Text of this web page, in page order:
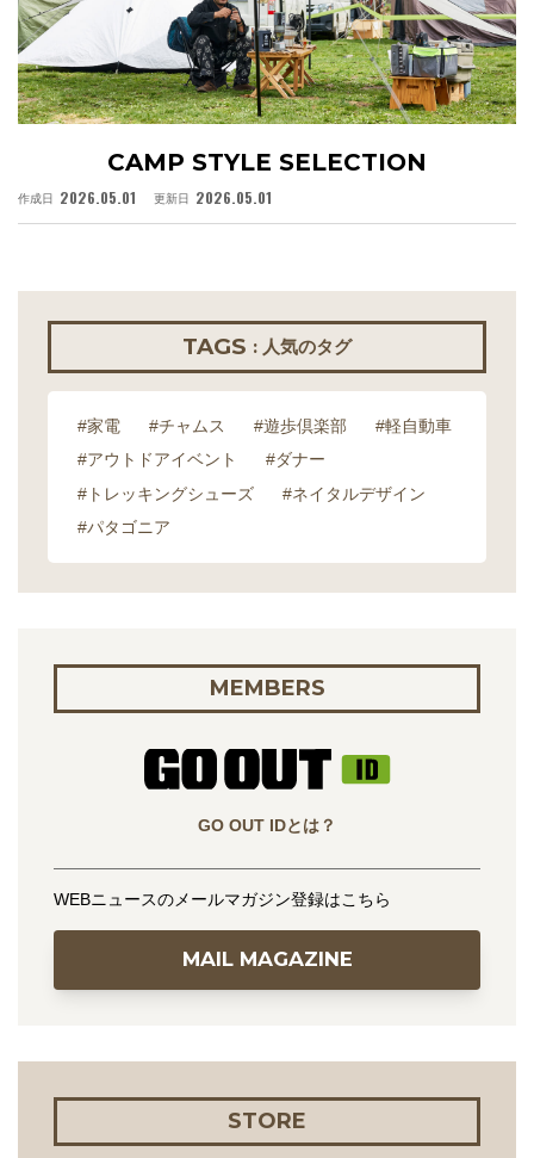
CAMP STYLE SELECTION
作成日 2026.05.01 更新日 2026.05.01
TAGS : 人気のタグ
#家電 #チャムス #遊歩倶楽部
#軽自動車
#アウトドアイベント
#ダナー
#トレッキングシューズ
#ネイタルデザイン
#パタゴニア
MEMBERS
GO OUT IDとは？
WEBニュースのメールマガジン登録はこちら
MAIL MAGAZINE
STORE